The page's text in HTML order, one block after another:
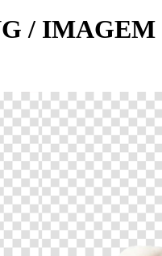
/ IMAGEM